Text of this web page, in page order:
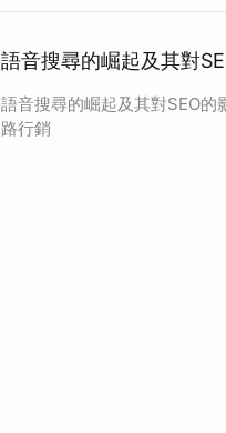
語音搜尋的崛起及其對
語音搜尋的崛起及其對SEO的
路行銷